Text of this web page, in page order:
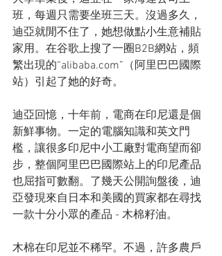
班，每週只需要坐班三天。沒過多久，
迪亞就閒不住了，她想做點小生意補貼
家用。在谷歌上搜了一圈B2B網站，頻
繁出現的“alibaba.com”（阿里巴巴國際
站）引起了她的好奇。
迪亞回憶，十年前，電商在印尼還是個
新鮮事物。一定的電腦知識和英文門
檻，讓很多印尼中小工廠對電商望而卻
步，整個阿里巴巴國際站上的印尼產品
也屈指可數翻。了幾天公開詢盤後，迪
亞發現來自日本和美國的買家都在尋找
一款十分小眾的產品 - 木棉籽油。
木棉在印尼並不稀罕。不過，許多農戶